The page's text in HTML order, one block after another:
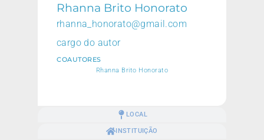
LOCAL
INSTITUIÇÃO
Rhanna Brito Honorato
rhanna_honorato@gmail.com
cargo do autor
COAUTORES
Rhanna Brito Honorato